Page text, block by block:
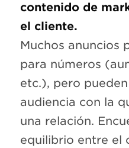
contenido de
el cliente.
Muchos anuncios
para números
etc.), pero
audiencia con la
una relación.
equilibrio entre el